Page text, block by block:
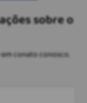
sobre o
conato conosco.